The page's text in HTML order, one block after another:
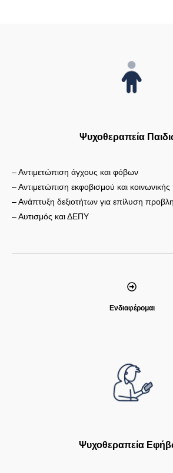
Ψυχοθεραπεία
– Αντιμετώπιση άγχους και φόβων
– Αντιμετώπιση εκφοβισμού και κοινωνικής
– Ανάπτυξη δεξιοτήτων για επίλυση
– Αυτισμός και ΔΕΠΥ
Ενδιαφέρομαι
Ψυχοθεραπεία